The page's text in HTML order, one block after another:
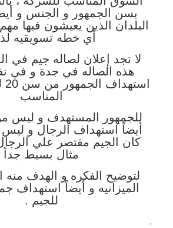
بسن الجمهور و الجنس و
البلدان الذين يعيشون فيها
أي خطه تسويقيه
لا تجد إعلان لصاله جيم في
هذه الصاله في جدة و في
المناسب
أيضاً استهداف الرجال و ليس
كان الجيم مقتصر علي
مثال بسيط جداً
لتوضيح الفكره و الهدف
الميزانيه و أيضاً استهداف
للجيم .
.